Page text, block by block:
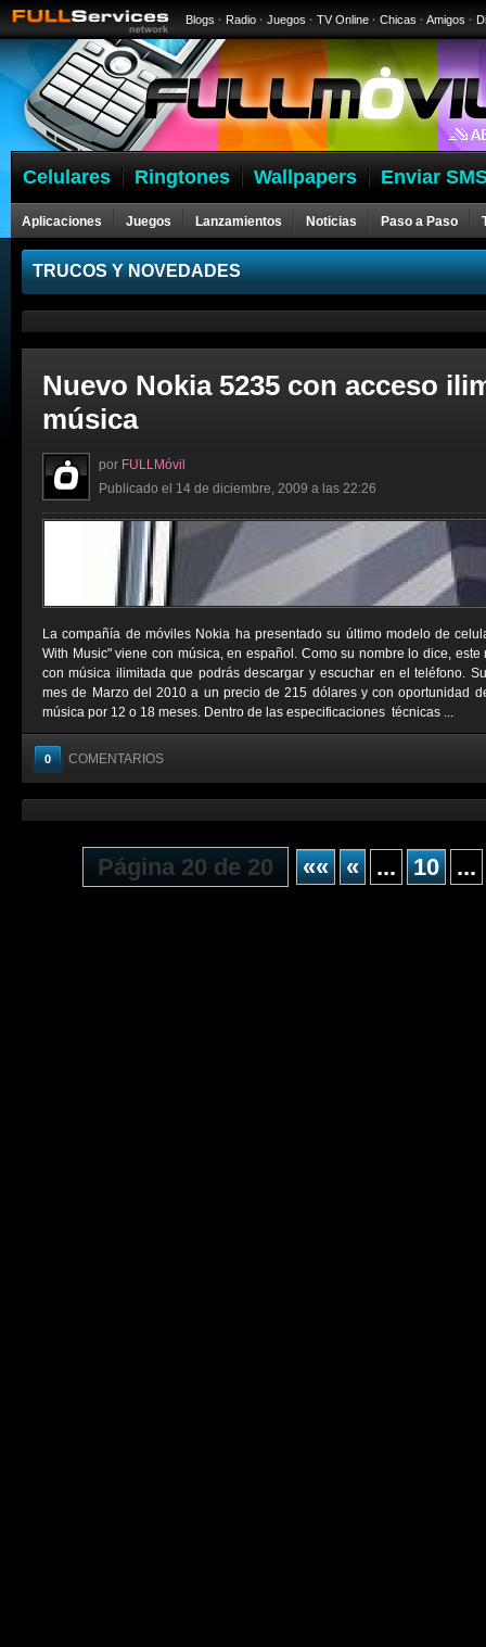
Blogs · Radio · Juegos · TV Online · Chicas · Amigos ·
Celulares Ringtones Wallpapers Enviar
Aplicaciones Juegos Lanzamientos Noticias Paso a Paso
Celulares
TRUCOS Y NOVEDADES
Nuevo Nokia 5235 con acceso
música
por FULLMóvil
Publicado el 14 de diciembre, 2009 a las 22:26
La compañía de móviles Nokia ha presentado su último modelo de
With Music" viene con música, en español. Como su nombre lo dice,
con música ilimitada que podrás descargar y escuchar en el teléfono.
mes de Marzo del 2010 a un precio de 215 dólares y con oportunidad
música por 12 o 18 meses. Dentro de las especificaciones técnicas ...
0 COMENTARIOS
Página 20 de 20 «« « ... 10 ...